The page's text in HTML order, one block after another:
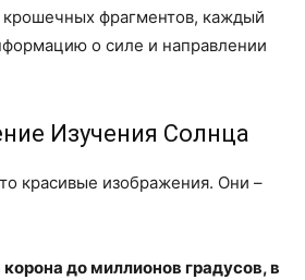
крошечных фрагментов, каждый
о силе и направлении
Изучения Солнца
красивые изображения. Они –
до миллионов градусов, в